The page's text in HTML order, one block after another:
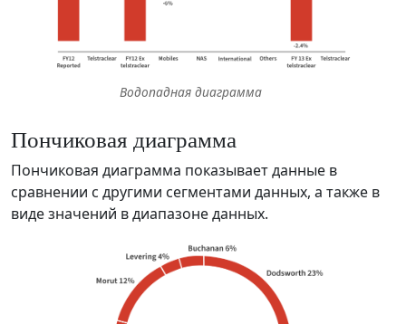
Водопадная диаграмма
Пончиковая диаграмма
Пончиковая диаграмма показывает данные в
сравнении с другими сегментами данных, а также в
виде значений в диапазоне данных.